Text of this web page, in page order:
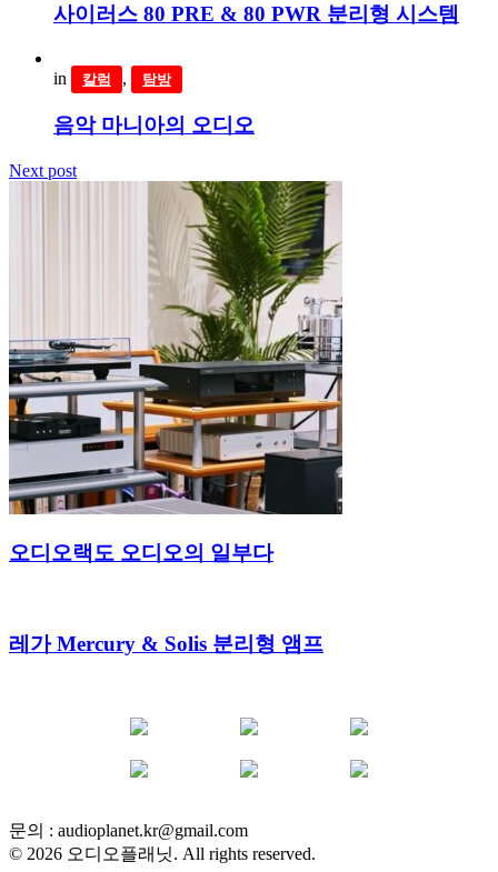
사이러스 80 PRE & 80 PWR 분리형 시스템
in 칼럼 , 탐방
음악 마니아의 오디오
Next post
오디오랙도 오디오의 일부다
레가 Mercury & Solis 분리형 앰프
문의 : audioplanet.kr@gmail.com
© 2026 오디오플래닛. All rights reserved.